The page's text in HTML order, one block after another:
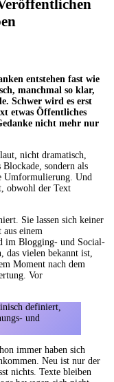
entstehen fast wie
manchmal so klar,
Schwer wird es erst
etwas Öffentliches
nicht mehr nur
nicht dramatisch,
sondern als
Umformulierung. Und
obwohl der Text
Sie lassen sich keiner
aus einem
im Blogging- und Social-
das vielen bekannt ist,
Moment nach dem
Vor
definiert,
und
immer haben sich
Neu ist nur der
nichts. Texte bleiben